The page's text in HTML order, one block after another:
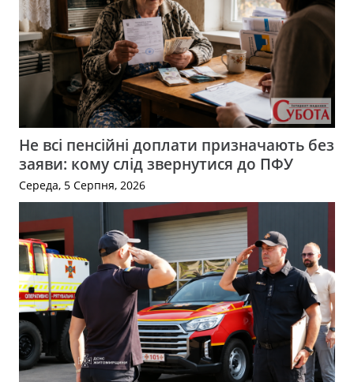
Не всі пенсійні доплати призначають без
заяви: кому слід звернутися до ПФУ
Середа, 5 Серпня, 2026